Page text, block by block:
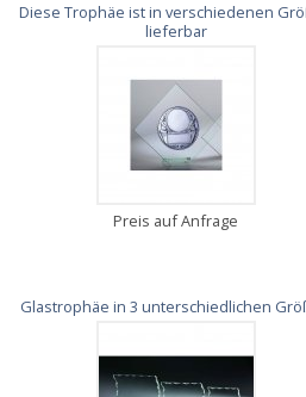
Diese Trophäe ist in verschiedenen
lieferbar
Preis auf Anfrage
Glastrophäe in 3 unterschiedlichen